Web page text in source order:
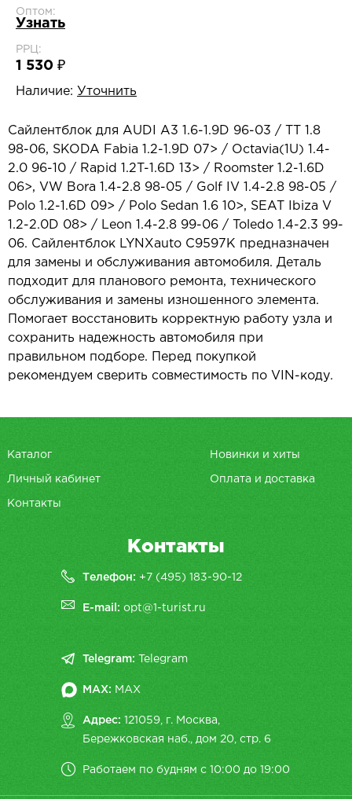
Оптом:
Узнать
РРЦ:
1 530 ₽
Наличие: Уточнить
Сайлентблок для AUDI A3 1.6-1.9D 96-03 / TT 1.8
98-06, SKODA Fabia 1.2-1.9D 07> / Octavia(1U) 1.4-
2.0 96-10 / Rapid 1.2T-1.6D 13> / Roomster 1.2-1.6D
06>, VW Bora 1.4-2.8 98-05 / Golf IV 1.4-2.8 98-05 /
Polo 1.2-1.6D 09> / Polo Sedan 1.6 10>, SEAT Ibiza V
1.2-2.0D 08> / Leon 1.4-2.8 99-06 / Toledo 1.4-2.3 99-
06. Сайлентблок LYNXauto C9597K предназначен
для замены и обслуживания автомобиля. Деталь
подходит для планового ремонта, технического
обслуживания и замены изношенного элемента.
Помогает восстановить корректную работу узла и
сохранить надежность автомобиля при
правильном подборе. Перед покупкой
рекомендуем сверить совместимость по VIN-коду.
Каталог Новинки и хиты
Личный кабинет Оплата и доставка
Контакты
Контакты
Телефон: +7 (495) 183-90-12
E-mail:opt@1-turist.ru
Telegram: Telegram
MAX: MAX
Адрес:
121059, г. Москва,
Бережковская наб., дом 20, cтр. 6
Работаем по будням с 10:00 до 19:00